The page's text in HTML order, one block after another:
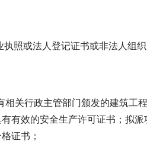
照或法人登记证书或非法人组织
关行政主管部门颁发的建筑工
有效的安全生产许可证书；拟
证书；